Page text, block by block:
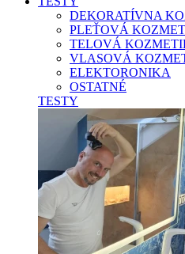
DEKORATÍVNA
PLEŤOVÁ
TELOVÁ
VLASOVÁ
ELEKTORONIKA
OSTATNÉ
TESTY